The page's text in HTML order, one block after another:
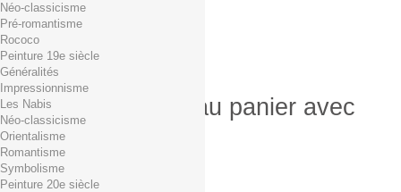
0,01€ dès 29€ d'achat
0,00 € Total
Commander
Produit ajouté au panier avec
succès
Quantité
Total
Néo-classicisme
Pré-romantisme
Rococo
Peinture 19e siècle
Généralités
Impressionnisme
Les Nabis
Néo-classicisme
Orientalisme
Romantisme
Symbolisme
Peinture 20e siècle